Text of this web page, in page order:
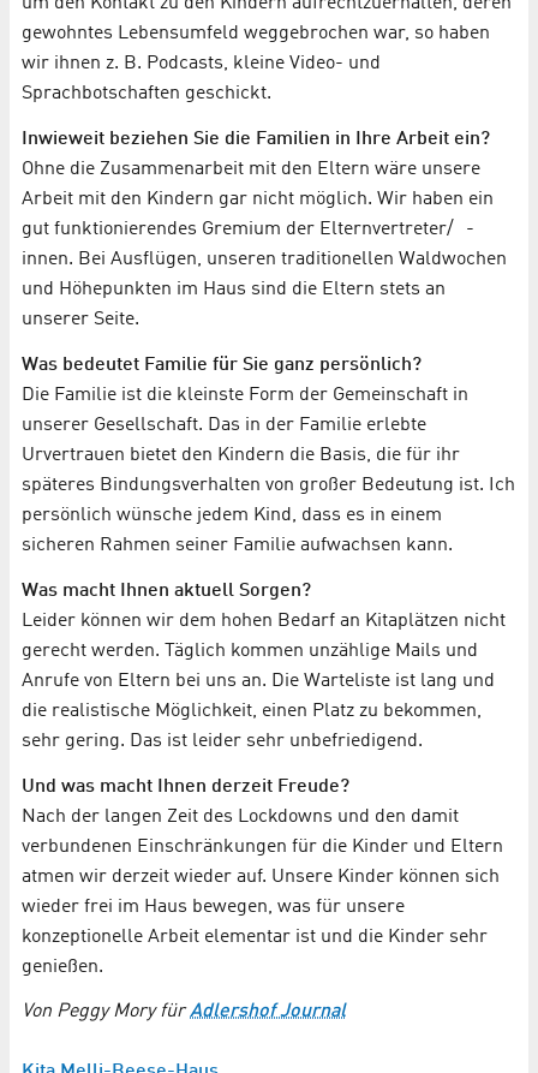
um den Kontakt zu den Kindern aufrechtzuerhalten, deren
gewohntes Lebensumfeld weggebrochen war, so haben
wir ihnen z. B. Podcasts, kleine Video- und
Sprachbotschaften geschickt.
Inwieweit beziehen Sie die Familien in Ihre Arbeit ein?
Ohne die Zusammenarbeit mit den Eltern wäre unsere
Arbeit mit den Kindern gar nicht möglich. Wir haben ein
gut funktionierendes Gremium der Elternvertreter/ -
innen. Bei Ausflügen, unseren traditionellen Waldwochen
und Höhepunkten im Haus sind die Eltern stets an
unserer Seite.
Was bedeutet Familie für Sie ganz persönlich?
Die Familie ist die kleinste Form der Gemeinschaft in
unserer Gesellschaft. Das in der Familie erlebte
Urvertrauen bietet den Kindern die Basis, die für ihr
späteres Bindungsverhalten von großer Bedeutung ist. Ich
persönlich wünsche jedem Kind, dass es in einem
sicheren Rahmen seiner Familie aufwachsen kann.
Was macht Ihnen aktuell Sorgen?
Leider können wir dem hohen Bedarf an Kitaplätzen nicht
gerecht werden. Täglich kommen unzählige Mails und
Anrufe von Eltern bei uns an. Die Warteliste ist lang und
die realistische Möglichkeit, einen Platz zu bekommen,
sehr gering. Das ist leider sehr unbefriedigend.
Und was macht Ihnen derzeit Freude?
Nach der langen Zeit des Lockdowns und den damit
verbundenen Einschränkungen für die Kinder und Eltern
atmen wir derzeit wieder auf. Unsere Kinder können sich
wieder frei im Haus bewegen, was für unsere
konzeptionelle Arbeit elementar ist und die Kinder sehr
genießen.
Von Peggy Mory fürAdlershof Journal